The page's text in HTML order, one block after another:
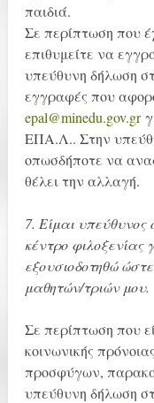
παιδιά.
Σε περίπτωση που
επιθυμείτε να
υπεύθυνη δήλωση
εγγραφές που
epal@minedu.gov.gr
ΕΠΑ.Λ.. Στην
οπωσδήποτε να
θέλει την αλλαγή.
7. Είμαι υπεύθυνος
κέντρο
εξουσιοδοτηθώ
μαθητών/τριών μου.
Σε περίπτωση που
κοινωνικής
προσφύγων,
υπεύθυνη δήλωση